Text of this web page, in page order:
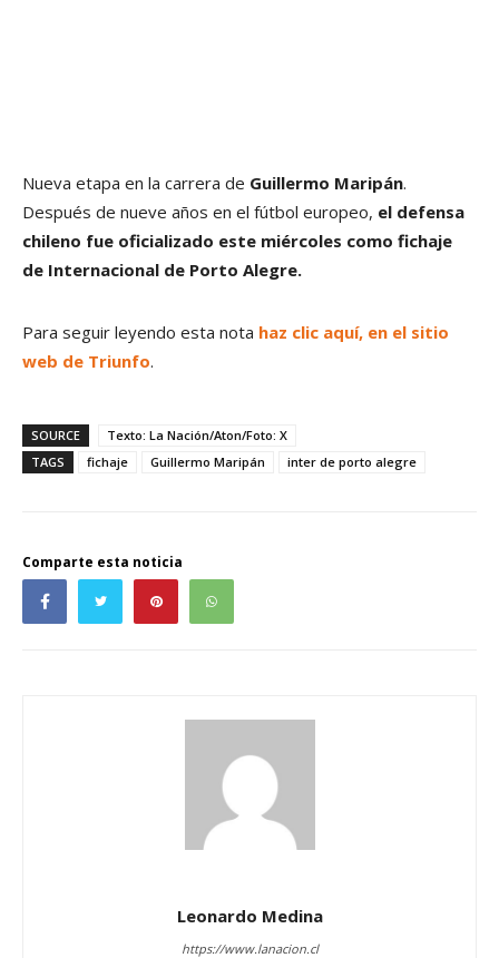
Nueva etapa en la carrera de Guillermo Maripán.
Después de nueve años en el fútbol europeo, el defensa
chileno fue oficializado este miércoles como fichaje
de Internacional de Porto Alegre.
Para seguir leyendo esta nota haz clic aquí, en el sitio
web de Triunfo.
SOURCE
Texto: La Nación/Aton/Foto: X
TAGS
fichaje Guillermo Maripán inter de porto alegre
Comparte esta noticia
Leonardo Medina
https://www.lanacion.cl